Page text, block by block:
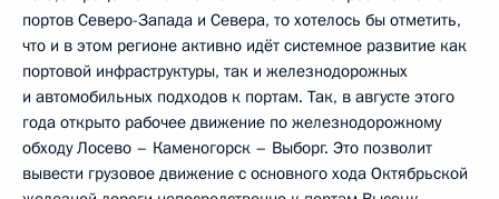
портов Северо-Запада и Севера, то хотелось бы отметить,
что и в этом регионе активно идёт системное развитие как
портовой инфраструктуры, так и железнодорожных
и автомобильных подходов к портам. Так, в августе этого
года открыто рабочее движение по железнодорожному
обходу Лосево – Каменогорск – Выборг. Это позволит
вывести грузовое движение с основного хода Октябрьской